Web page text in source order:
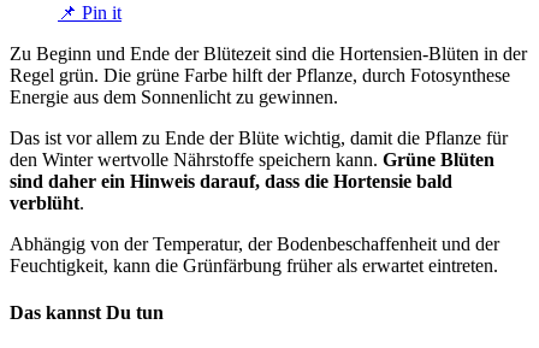
📌 Pin it
Zu Beginn und Ende der Blütezeit sind die Hortensien-Blüten in der
Regel grün. Die grüne Farbe hilft der Pflanze, durch Fotosynthese
Energie aus dem Sonnenlicht zu gewinnen.
Das ist vor allem zu Ende der Blüte wichtig, damit die Pflanze für
den Winter wertvolle Nährstoffe speichern kann. Grüne Blüten
sind daher ein Hinweis darauf, dass die Hortensie bald
verblüht.
Abhängig von der Temperatur, der Bodenbeschaffenheit und der
Feuchtigkeit, kann die Grünfärbung früher als erwartet eintreten.
Das kannst Du tun